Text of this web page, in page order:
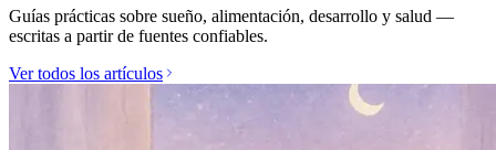
Guías prácticas sobre sueño, alimentación, desarrollo y salud —
escritas a partir de fuentes confiables.
Ver todos los artículos